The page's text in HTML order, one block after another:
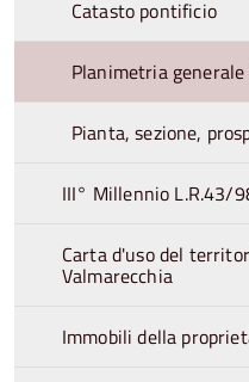
Catasto pontificio
Planimetria
Pianta, sezione,
III° Millennio L.R.43/
Carta d'uso del
Valmarecchia
Immobili della